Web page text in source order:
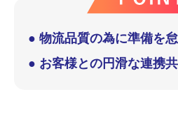
● 物流品質の為に準備を
● お客様との円滑な連携